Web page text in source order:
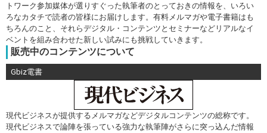
トワーク参加媒体が選りすぐった執筆者のとっておきの情報を、いろい
ろなカタチで読者の皆様にお届けします。有料メルマガや電子書籍はも
ちろんのこと、それらデジタル・コンテンツとセミナーなどリアルなイ
ベントを組み合わせた新しい試みにも挑戦していきます。
販売中のコンテンツについて
Gbiz電書
現代ビジネスが提供するメルマガなどデジタルコンテンツの総称です。
現代ビジネスで論陣を張っている強力な執筆陣がさらに突っ込んだ情報